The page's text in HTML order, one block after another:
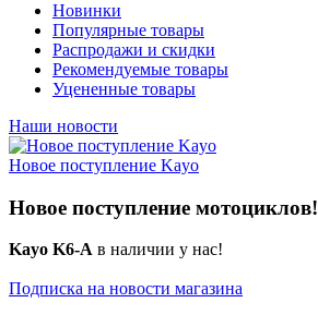
Новинки
Популярные товары
Распродажи и скидки
Рекомендуемые товары
Уцененные товары
Наши новости
Новое поступление Kayo
Новое поступление мотоциклов!
Kayo K6-A в наличии у нас!
Подписка на новости магазина